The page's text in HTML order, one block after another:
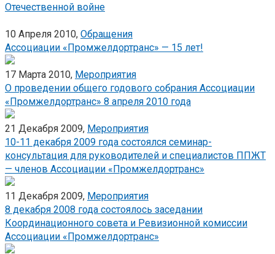
Отечественной войне
10 Апреля 2010, Обращения
Ассоциации «Промжелдортранс» — 15 лет!
17 Марта 2010, Мероприятия
О проведении общего годового собрания Ассоциации
«Промжелдортранс» 8 апреля 2010 года
21 Декабря 2009, Мероприятия
10-11 декабря 2009 года состоялся семинар-
консультация для руководителей и специалистов ППЖТ
— членов Ассоциации «Промжелдортранс»
11 Декабря 2009, Мероприятия
8 декабря 2008 года состоялось заседании
Координационного совета и Ревизионной комиссии
Ассоциации «Промжелдортранс»